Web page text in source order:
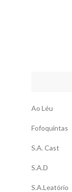
Ao Léu
Fofoquintas
S.A. Cast
S.A.D
S.A.Leatório